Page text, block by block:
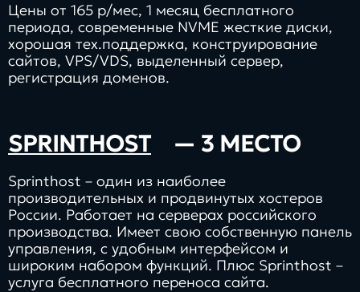
Цены от 165 р/мес, 1 месяц бесплатного
периода, современные NVME жесткие диски,
хорошая тех.поддержка, конструирование
сайтов, VPS/VDS, выделенный сервер,
регистрация доменов.
SPRINTHOST — 3 МЕСТО
Sprinthost – один из наиболее
производительных и продвинутых хостеров
России. Работает на серверах российского
производства. Имеет свою собственную панель
управления, с удобным интерфейсом и
широким набором функций. Плюс Sprinthost –
услуга бесплатного переноса сайта.